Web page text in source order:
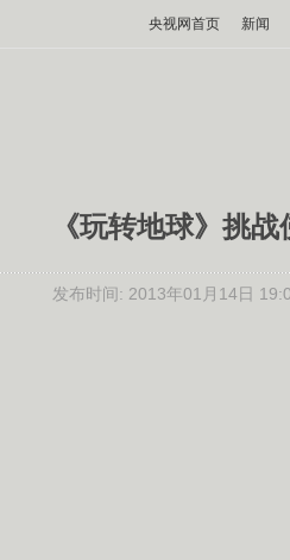
央视网首页 新闻
《玩转地球》挑
发布时间: 2013年01月14日